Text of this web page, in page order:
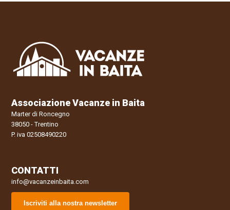
Associazione Vacanze in Baita
Marter di Roncegno
38050 - Trentino
P. iva 02508490220
CONTATTI
info@vacanzeinbaita.com
Iscriviti alla nostra newsletter